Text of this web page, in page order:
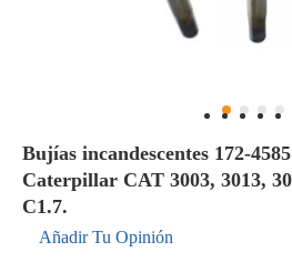
Bujías incandescentes 172-
Caterpillar CAT 3003, 3013,
C1.7.
Añadir Tu Opinión